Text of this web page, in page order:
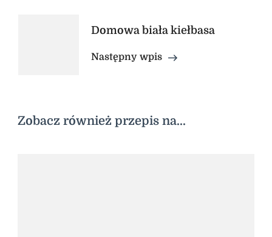
Domowa biała kiełbasa
Następny wpis
Zobacz również przepis na...